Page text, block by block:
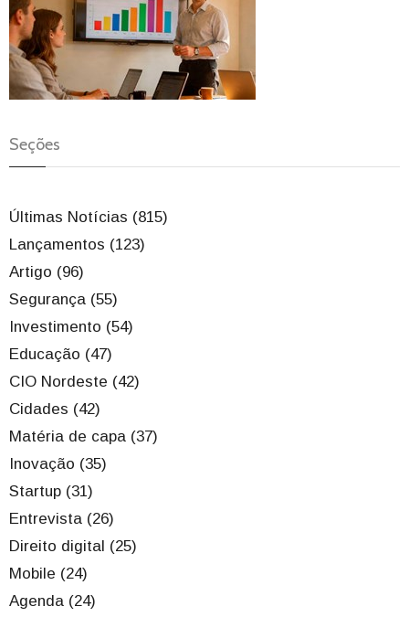
Seções
Últimas Notícias (815)
Lançamentos (123)
Artigo (96)
Segurança (55)
Investimento (54)
Educação (47)
CIO Nordeste (42)
Cidades (42)
Matéria de capa (37)
Inovação (35)
Startup (31)
Entrevista (26)
Direito digital (25)
Mobile (24)
Agenda (24)